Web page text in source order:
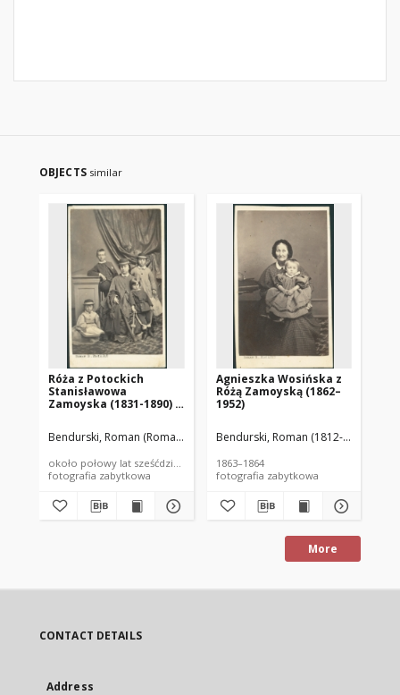
OBJECTS similar
Róża z Potockich
Stanisławowa
Zamoyska (1831-1890) z
Bendurski, Roman (Roman B...) (1812-1876)
około połowy lat sześćdziesiątych XIX wieku
fotografia zabytkowa
Agnieszka Wosińska z
Różą Zamoyską (1862–
1952)
Bendurski, Roman (1812-1876)
1863–1864
fotografia zabytkowa
More
CONTACT DETAILS
Address